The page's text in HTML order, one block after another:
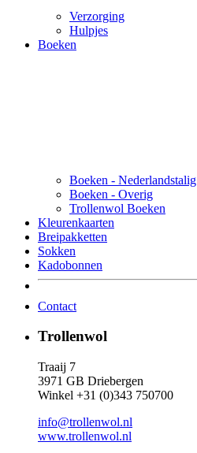
Verzorging
Hulpjes
Boeken
Boeken - Nederlandstalig
Boeken - Overig
Trollenwol Boeken
Kleurenkaarten
Breipakketten
Sokken
Kadobonnen
Contact
Trollenwol
Traaij 7
3971 GB Driebergen
Winkel +31 (0)343 750700
info@trollenwol.nl
www.trollenwol.nl